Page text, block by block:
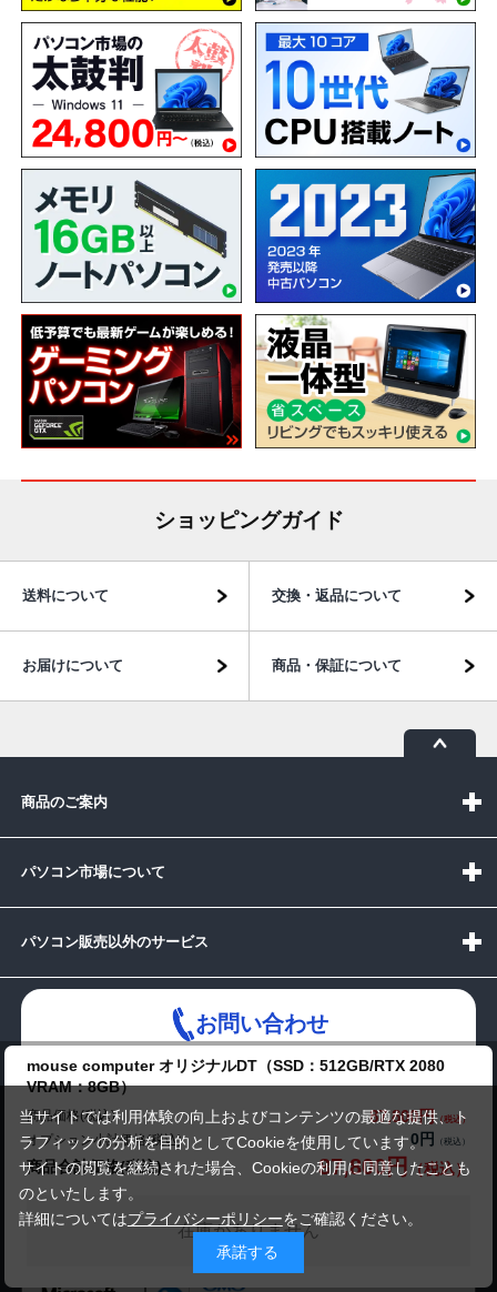
mouse computer オリジナルDT（SSD：512GB/RTX 2080
VRAM：8GB）
商品価格(税込) 87,800円
オプション小計価格(税込)
0円
商品合計価格(税込)
87,800円
在庫がありません
ショッピングガイド
送料について 交換・返品について
お届けについて 商品・保証について
商品のご案内
パソコン市場について
パソコン販売以外のサービス
お問い合わせ
受付時間：10:00~19:00(休業:日曜日)
メールでの
お問い合わせはこちら
当サイトでは利用体験の向上およびコンテンツの最適な提供、ト
ラフィックの分析を目的としてCookieを使用しています。
サイトの閲覧を継続された場合、Cookieの利用に同意したことも
のといたします。
詳細についてはプライバシーポリシーをご確認ください。
承諾する